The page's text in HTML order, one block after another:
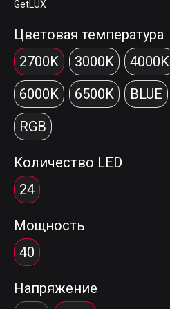
GetLUX
Цветовая температура
2700K
3000K 4000K
6000K
6500K BLUE
RGB
Количество LED
24
Мощность
40
Напряжение